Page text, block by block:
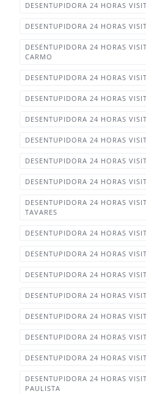
DESENTUPIDORA 24 HORAS
DESENTUPIDORA 24 HORAS
DESENTUPIDORA 24 HORAS
CARMO‎
DESENTUPIDORA 24 HORAS
DESENTUPIDORA 24 HORAS
DESENTUPIDORA 24 HORAS
DESENTUPIDORA 24 HORAS
DESENTUPIDORA 24 HORAS
DESENTUPIDORA 24 HORAS
DESENTUPIDORA 24 HORAS
TAVARES‎
DESENTUPIDORA 24 HORAS
DESENTUPIDORA 24 HORAS
DESENTUPIDORA 24 HORAS
DESENTUPIDORA 24 HORAS
DESENTUPIDORA 24 HORAS
DESENTUPIDORA 24 HORAS
DESENTUPIDORA 24 HORAS
DESENTUPIDORA 24 HORAS
PAULISTA‎